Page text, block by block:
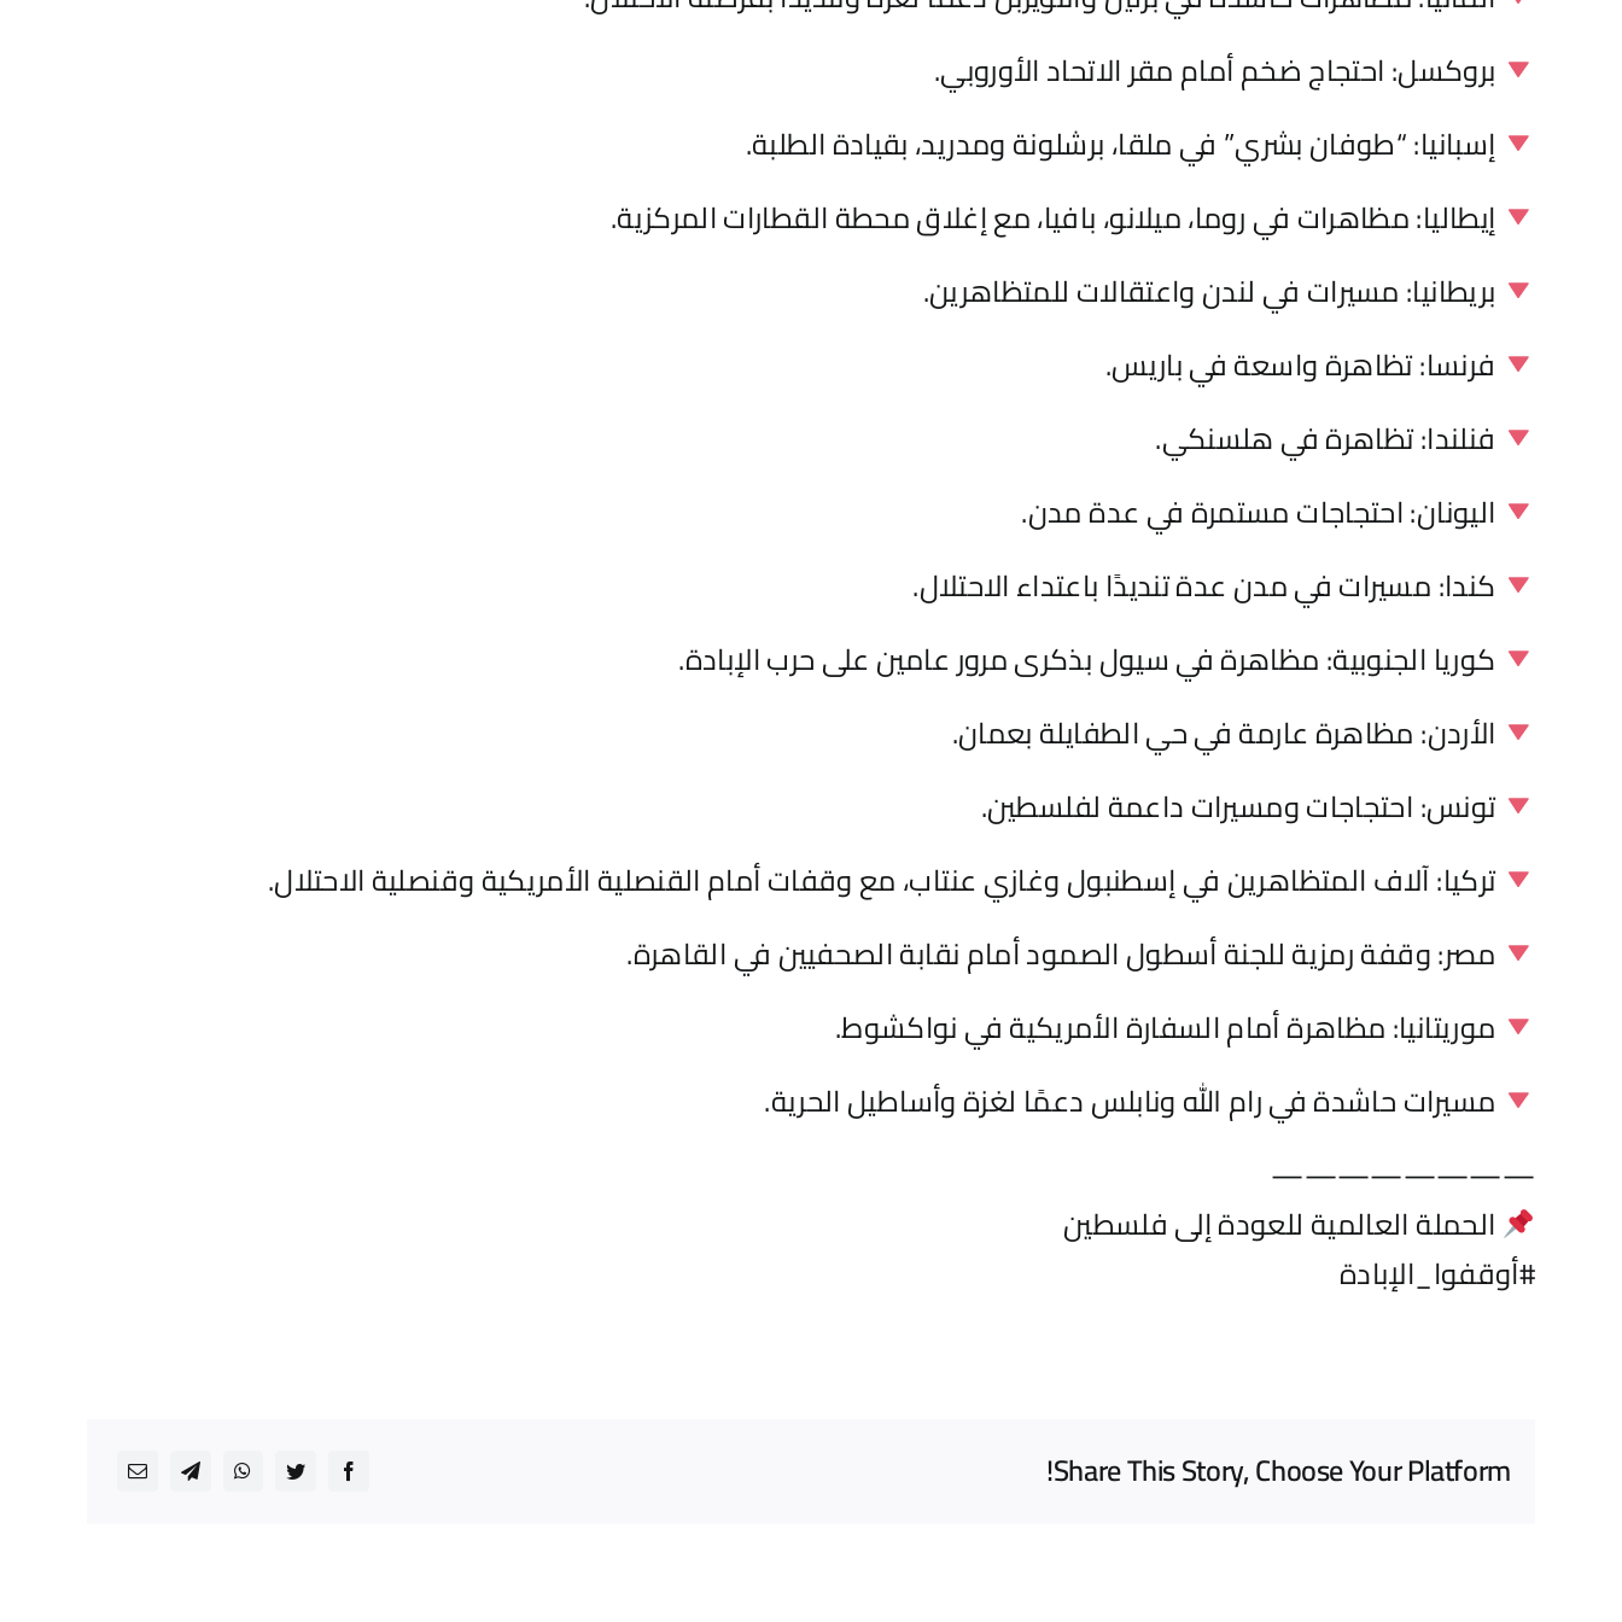
بروكسل: احتجاج ضخم أمام مقر الاتحاد الأوروبي.
إسبانيا: “طوفان بشري” في ملقا، برشلونة ومدريد، بقيادة الطلبة.
إيطاليا: مظاهرات في روما، ميلانو، بافيا، مع إغلاق محطة القطارات المركزية.
بريطانيا: مسيرات في لندن واعتقالات للمتظاهرين.
فرنسا: تظاهرة واسعة في باريس.
فنلندا: تظاهرة في هلسنكي.
اليونان: احتجاجات مستمرة في عدة مدن.
كندا: مسيرات في مدن عدة تنديدًا باعتداء الاحتلال.
كوريا الجنوبية: مظاهرة في سيول بذكرى مرور عامين على حرب الإبادة.
الأردن: مظاهرة عارمة في حي الطفايلة بعمان.
تونس: احتجاجات ومسيرات داعمة لفلسطين.
تركيا: آلاف المتظاهرين في إسطنبول وغازي عنتاب، مع وقفات أمام القنصلية الأمريكية وقنصلية الاحتلال.
مصر: وقفة رمزية للجنة أسطول الصمود أمام نقابة الصحفيين في القاهرة.
موريتانيا: مظاهرة أمام السفارة الأمريكية في نواكشوط.
مسيرات حاشدة في رام الله ونابلس دعمًا لغزة وأساطيل الحرية.
————————
الحملة العالمية للعودة إلى فلسطين
#أوقفوا_الإبادة
Share This Story, Choose Your Platform!